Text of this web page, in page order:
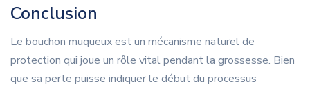
Conclusion
Le bouchon muqueux est un mécanisme naturel de
protection qui joue un rôle vital pendant la grossesse. Bien
que sa perte puisse indiquer le début du processus